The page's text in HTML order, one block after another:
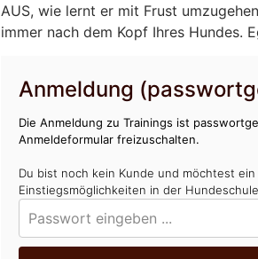
AUS, wie lernt er mit Frust
immer nach dem Kopf Ihres Hundes.
Anmeldung
Die Anmeldung zu Trainings ist
Anmeldeformular freizuschalten.
Du bist noch kein Kunde und möchtest
Einstiegsmöglichkeiten in der